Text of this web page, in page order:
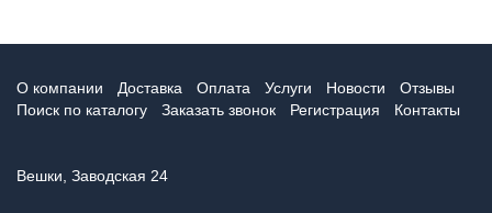
О компании Доставка Оплата Услуги Новости
Отзывы
Поиск по каталогу
Заказать звонок Регистрация Контакты
Вешки, Заводская 24